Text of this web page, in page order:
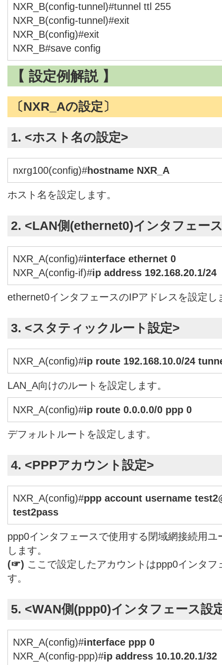
NXR_B(config-tunnel)#tunnel ttl 255
NXR_B(config-tunnel)#exit
NXR_B(config)#exit
NXR_B#save config
【 設定例解説 】
〔NXR_Aの設定〕
1. <ホスト名の設定>
nxrg100(config)#hostname NXR_A
ホスト名を設定します。
2. <LAN側(ethernet0)インタフェー
NXR_A(config)#interface ethernet 0
NXR_A(config-if)#ip address 192.168.20.1/24
ethernet0インタフェースのIPアドレスを設定し
3. <スタティックルート設定>
NXR_A(config)#ip route 192.168.10.0/24
LAN_A向けのルートを設定します。
NXR_A(config)#ip route 0.0.0.0/0 ppp 0
デフォルトルートを設定します。
4. <PPPアカウント設定>
NXR_A(config)#ppp account username
test2pass
ppp0インタフェースで使用する閉域網接続用
します。
(☞) ここで設定したアカウントはppp0インタ
す。
5. <WAN側(ppp0)インタフェース設
NXR_A(config)#interface ppp 0
NXR_A(config-ppp)#ip address 10.10.20.1/32